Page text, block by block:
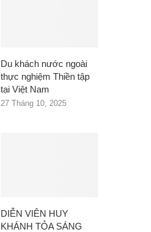
Du khách nước ngoài
thực nghiệm Thiền tập
tại Việt Nam
27 Tháng 10, 2025
DIỄN VIÊN HUY
KHÁNH TỎA SÁNG